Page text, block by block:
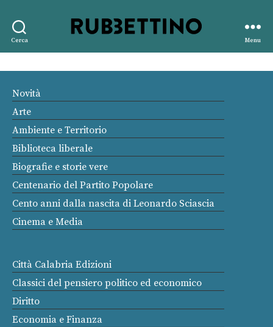
Cerca
editore
Menu
Novità
Arte
Ambiente e Territorio
Biblioteca liberale
Biografie e storie vere
Centenario del Partito Popolare
Cento anni dalla nascita di Leonardo Sciascia
Cinema e Media
Città Calabria Edizioni
Classici del pensiero politico ed economico
Diritto
Economia e Finanza